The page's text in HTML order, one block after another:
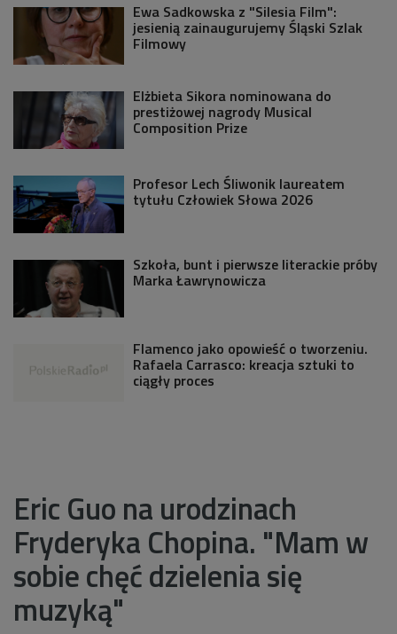
Ewa Sadkowska z "Silesia Film":
jesienią zainaugurujemy Śląski Szlak
Filmowy
Elżbieta Sikora nominowana do
prestiżowej nagrody Musical
Composition Prize
Profesor Lech Śliwonik laureatem
tytułu Człowiek Słowa 2026
Szkoła, bunt i pierwsze literackie próby
Marka Ławrynowicza
Flamenco jako opowieść o tworzeniu.
Rafaela Carrasco: kreacja sztuki to
ciągły proces
Eric Guo na urodzinach
Fryderyka Chopina. "Mam w
sobie chęć dzielenia się
muzyką"